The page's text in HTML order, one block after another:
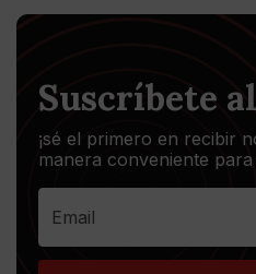
Suscríbete
¡sé el primero en recibir
manera conveniente para